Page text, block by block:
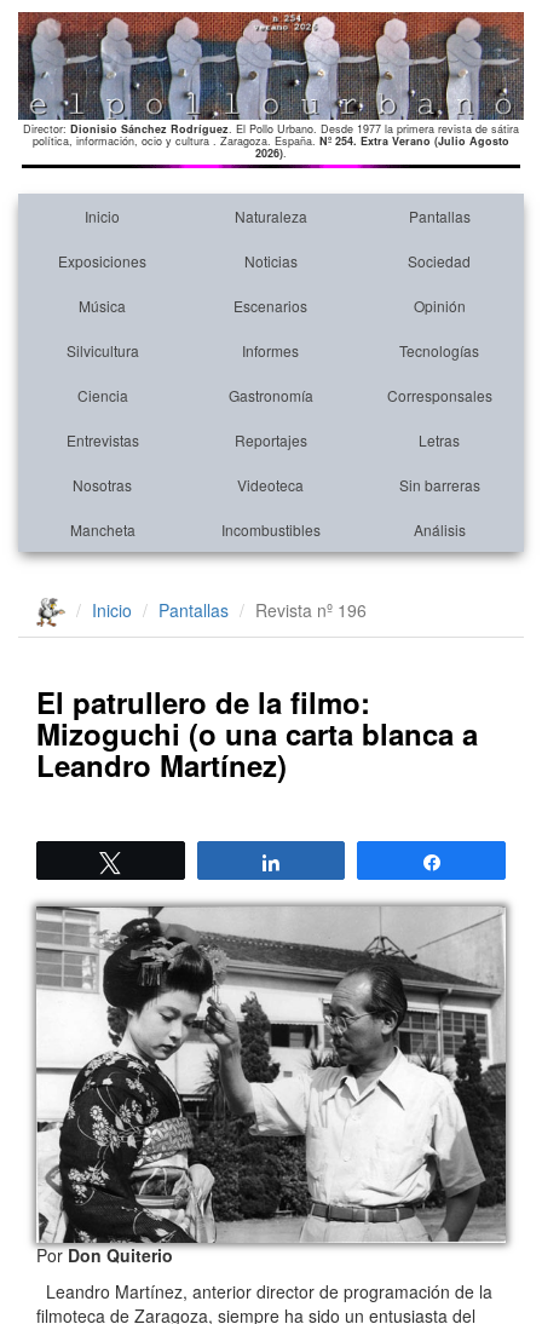
Director: Dionisio Sánchez Rodríguez. El Pollo Urbano. Desde 1977 la primera revista de sátira
política, información, ocio y cultura . Zaragoza. España. Nº 254. Extra Verano (Julio Agosto
2026).
Inicio Naturaleza Pantallas
Exposiciones Noticias Sociedad
Música Escenarios Opinión
Silvicultura Informes Tecnologías
Ciencia Gastronomía Corresponsales
Entrevistas Reportajes Letras
Nosotras Videoteca Sin barreras
Mancheta Incombustibles Análisis
Inicio Pantallas Revista nº 196
El patrullero de la filmo:
Mizoguchi (o una carta blanca a
Leandro Martínez)
PorDon Quiterio
Leandro Martínez, anterior director de programación de la
filmoteca de Zaragoza, siempre ha sido un entusiasta del